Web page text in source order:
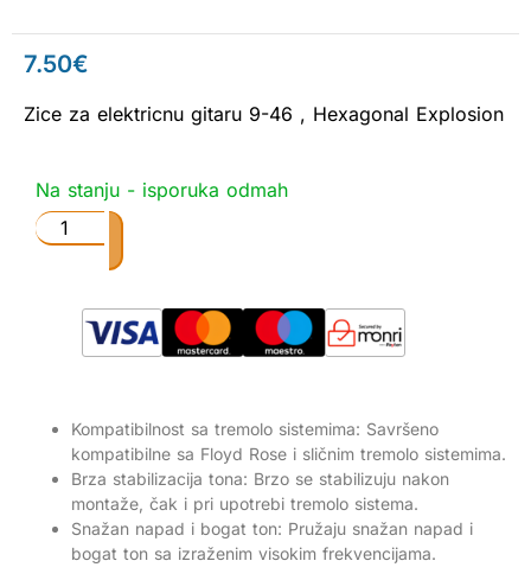
7.50€
Na stanju - isporuka odmah
Zice za elektricnu gitaru 9-46 , Hexagonal Explosion
Kompatibilnost sa tremolo sistemima: Savršeno
kompatibilne sa Floyd Rose i sličnim tremolo sistemima.
Brza stabilizacija tona: Brzo se stabilizuju nakon
montaže, čak i pri upotrebi tremolo sistema.
Snažan napad i bogat ton: Pružaju snažan napad i
bogat ton sa izraženim visokim frekvencijama.